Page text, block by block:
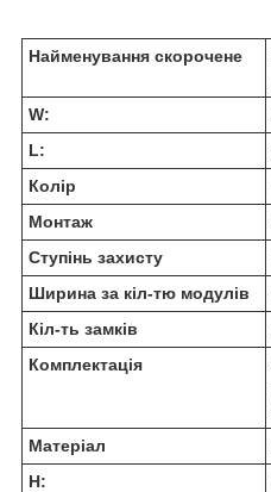
Найменування скорочене
W:
L:
Колір
Монтаж
Ступінь захисту
Ширина за кіл-тю модулів
Кіл-ть замків
Комплектація
Матеріал
H: